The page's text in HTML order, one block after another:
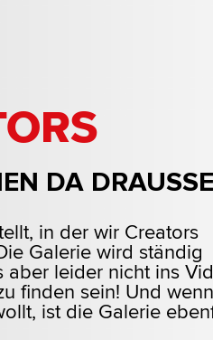
DA DRAUSSEN
in der wir Creators
Galerie wird ständig
aber leider nicht ins
finden sein! Und
ist die Galerie